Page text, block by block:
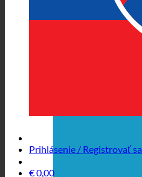
Prihlásenie / Registrovať sa
€0,00